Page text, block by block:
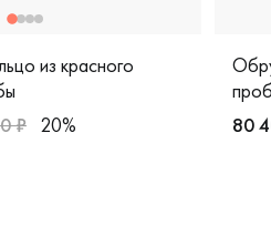
из красного
₽ 20% 80